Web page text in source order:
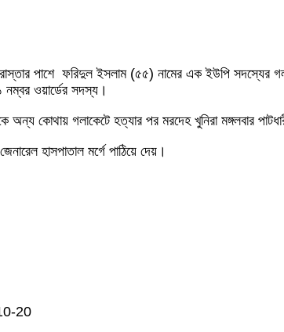
পাশে ফরিদুল ইসলাম (৫৫) নামের এক ইউপি সদস্যের
নম্বর ওয়ার্ডের সদস্য।
কোথায় গলাকেটে হত্যার পর মরদেহ খুনিরা মঙ্গলবার
হাসপাতাল মর্গে পাঠিয়ে দেয়।
20